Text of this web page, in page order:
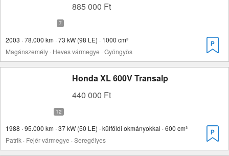
885 000 Ft
2003 · 78.000 km · 73 kW (98 LE) · 1000 cm³
Magánszemély · Heves vármegye · Gyöngyös
Honda XL 600V Transalp
440 000 Ft
1988 · 95.000 km · 37 kW (50 LE) · külföldi okmányokkal · 600 cm³
Patrik · Fejér vármegye · Seregélyes